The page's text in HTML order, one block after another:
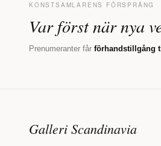
KONSTSAMLARENS FÖRSPRÅNG
Var först när nya
Prenumeranter får förhandstillgång
Galleri Scandinavia